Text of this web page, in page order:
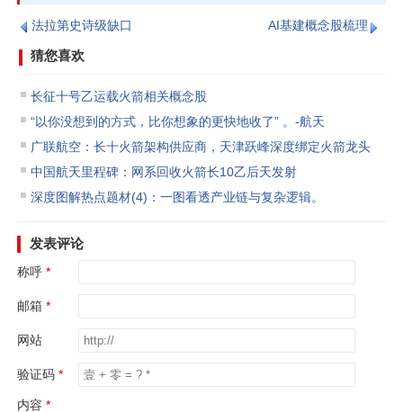
法拉第史诗级缺口 AI基建概念股梳理
猜您喜欢
长征十号乙运载火箭相关概念股
“以你没想到的方式，比你想象的更快地收了” 。-航天
广联航空：长十火箭架构供应商，天津跃峰深度绑定火箭龙头
中国航天里程碑：网系回收火箭长10乙后天发射
深度图解热点题材(4)：一图看透产业链与复杂逻辑。
发表评论
称呼
邮箱
网站
验证码
内容